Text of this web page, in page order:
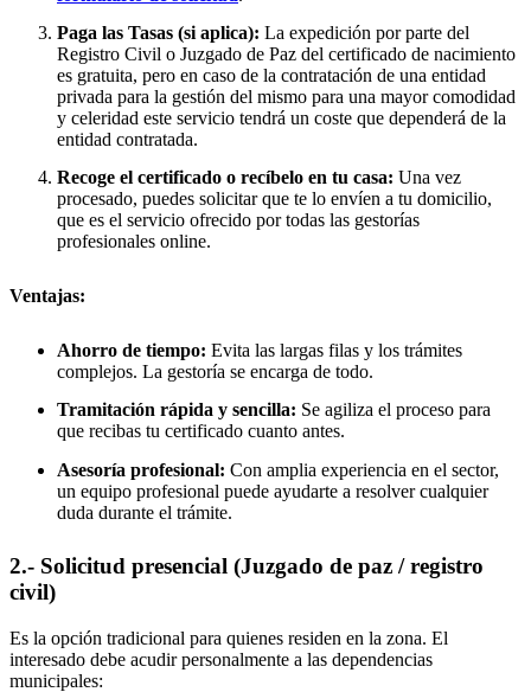
Paga las Tasas (si aplica): La expedición por parte del
Registro Civil o Juzgado de Paz del certificado de nacimiento
es gratuita, pero en caso de la contratación de una entidad
privada para la gestión del mismo para una mayor comodidad
y celeridad este servicio tendrá un coste que dependerá de la
entidad contratada.
Recoge el certificado o recíbelo en tu casa: Una vez
procesado, puedes solicitar que te lo envíen a tu domicilio,
que es el servicio ofrecido por todas las gestorías
profesionales online.
Ventajas:
Ahorro de tiempo: Evita las largas filas y los trámites
complejos. La gestoría se encarga de todo.
Tramitación rápida y sencilla: Se agiliza el proceso para
que recibas tu certificado cuanto antes.
Asesoría profesional: Con amplia experiencia en el sector,
un equipo profesional puede ayudarte a resolver cualquier
duda durante el trámite.
2.- Solicitud presencial (Juzgado de paz / registro
civil)
Es la opción tradicional para quienes residen en la zona. El
interesado debe acudir personalmente a las dependencias
municipales: